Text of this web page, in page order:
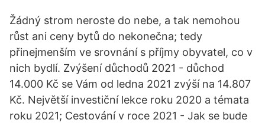
Žádný strom neroste do nebe, a tak nemohou
růst ani ceny bytů do nekonečna; tedy
přinejmenším ve srovnání s příjmy obyvatel, co v
nich bydlí. Zvýšení důchodů 2021 - důchod
14.000 Kč se Vám od ledna 2021 zvýší na 14.807
Kč. Největší investiční lekce roku 2020 a témata
roku 2021; Cestování v roce 2021 - Jak se bude